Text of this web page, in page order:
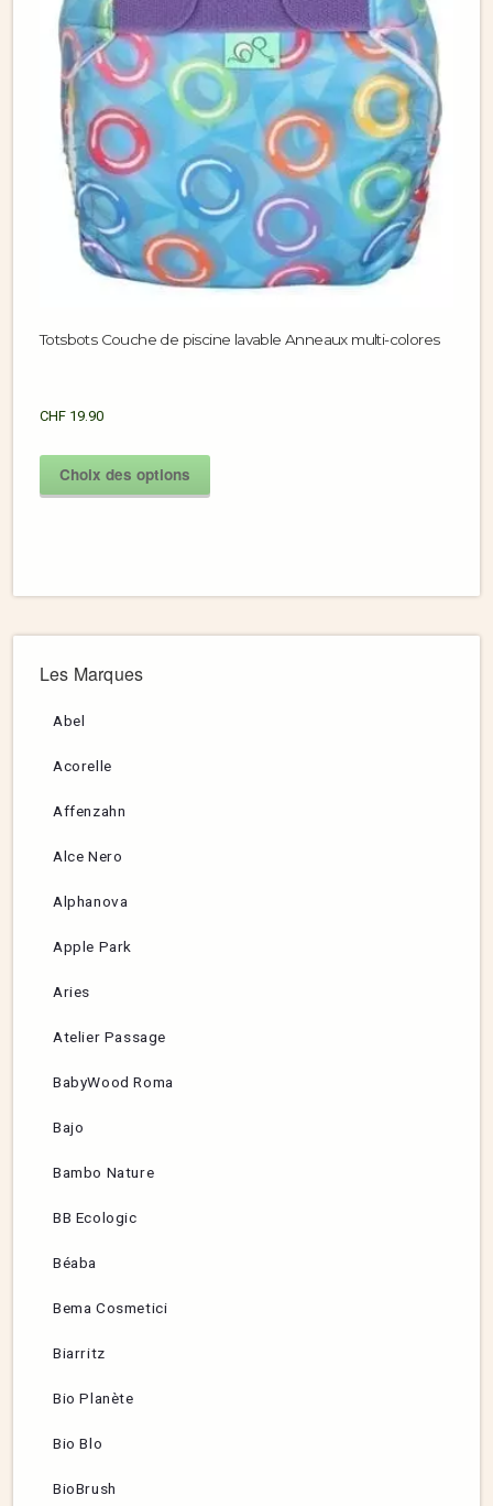
Totsbots Couche de piscine lavable Anneaux multi-colores
CHF 19.90
Choix des options
Les Marques
Abel
Acorelle
Affenzahn
Alce Nero
Alphanova
Apple Park
Aries
Atelier Passage
BabyWood Roma
Bajo
Bambo Nature
BB Ecologic
Béaba
Bema Cosmetici
Biarritz
Bio Planète
Bio Blo
BioBrush